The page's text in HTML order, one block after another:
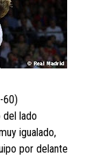
60)
del lado
igualado,
por delante